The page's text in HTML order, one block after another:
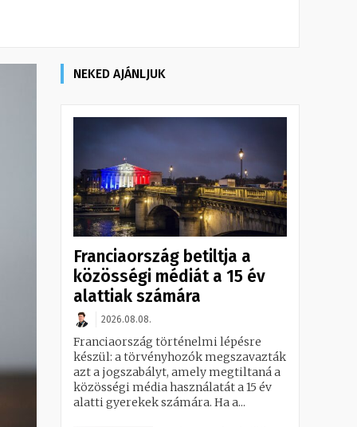
NEKED AJÁNLJUK
Franciaország betiltja a
közösségi médiát a 15 év
alattiak számára
2026.08.08.
Franciaország történelmi lépésre
készül: a törvényhozók megszavazták
azt a jogszabályt, amely megtiltaná a
közösségi média használatát a 15 év
alatti gyerekek számára. Ha a...